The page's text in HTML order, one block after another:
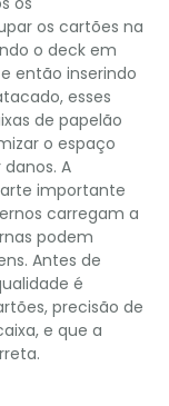
os cartões na
o deck em
então inserindo
esses
de papelão
o espaço
A
importante
carregam a
podem
Antes de
é
precisão de
e que a